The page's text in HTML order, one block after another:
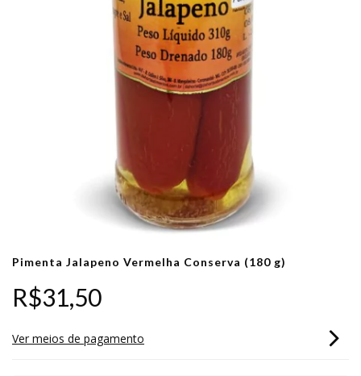
Pimenta Jalapeno Vermelha Conserva (180 g)
R$31,50
Ver meios de pagamento